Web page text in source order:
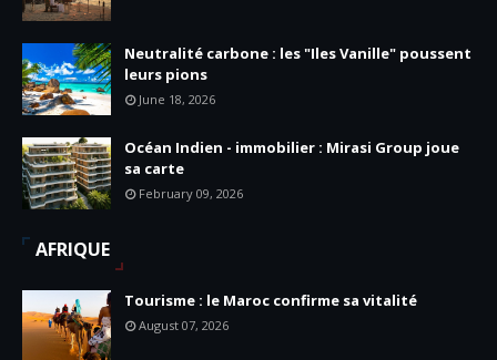
Neutralité carbone : les "Iles Vanille" poussent
leurs pions
June 18, 2026
Océan Indien - immobilier : Mirasi Group joue
sa carte
February 09, 2026
AFRIQUE
Tourisme : le Maroc confirme sa vitalité
August 07, 2026